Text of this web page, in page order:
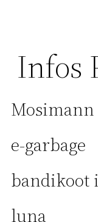
Infos
Mosimann
e-garbage
bandikoot
luna